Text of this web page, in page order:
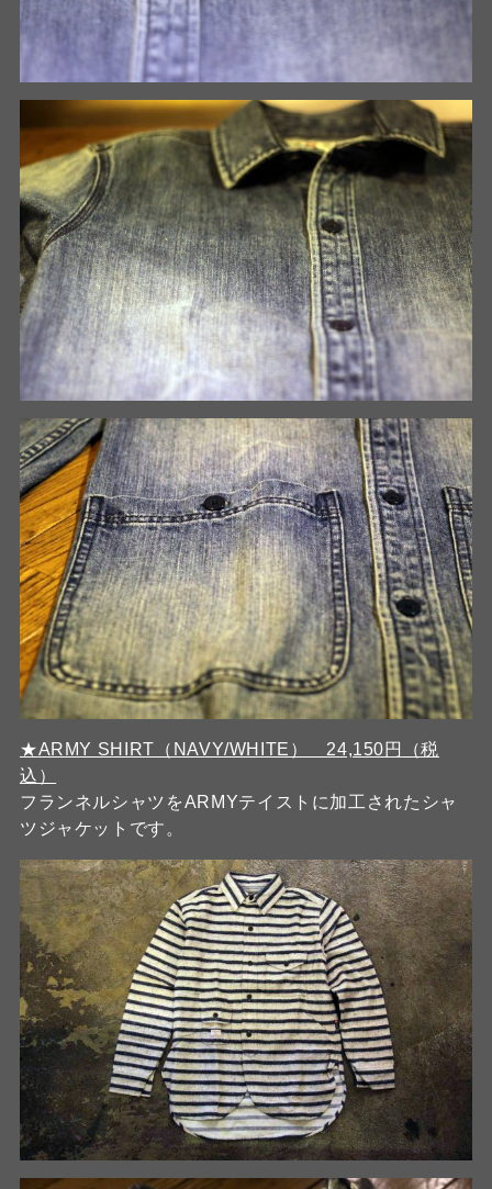
★ARMY SHIRT（NAVY/WHITE） 24,150円（税
込）
フランネルシャツをARMYテイストに加工されたシャ
ツジャケットです。